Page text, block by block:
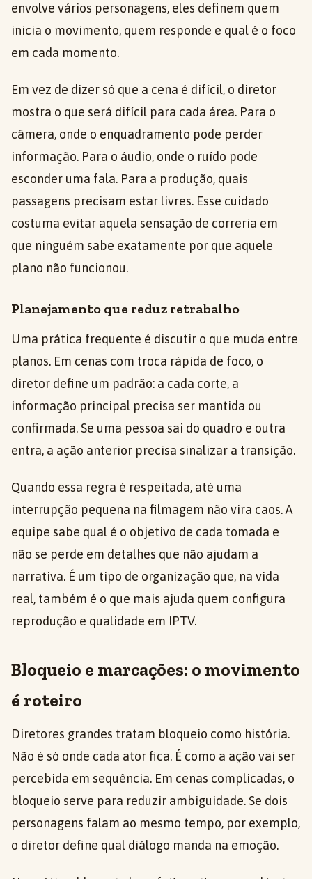
envolve vários personagens, eles definem quem
inicia o movimento, quem responde e qual é o foco
em cada momento.
Em vez de dizer só que a cena é difícil, o diretor
mostra o que será difícil para cada área. Para o
câmera, onde o enquadramento pode perder
informação. Para o áudio, onde o ruído pode
esconder uma fala. Para a produção, quais
passagens precisam estar livres. Esse cuidado
costuma evitar aquela sensação de correria em
que ninguém sabe exatamente por que aquele
plano não funcionou.
Planejamento que reduz retrabalho
Uma prática frequente é discutir o que muda entre
planos. Em cenas com troca rápida de foco, o
diretor define um padrão: a cada corte, a
informação principal precisa ser mantida ou
confirmada. Se uma pessoa sai do quadro e outra
entra, a ação anterior precisa sinalizar a transição.
Quando essa regra é respeitada, até uma
interrupção pequena na filmagem não vira caos. A
equipe sabe qual é o objetivo de cada tomada e
não se perde em detalhes que não ajudam a
narrativa. É um tipo de organização que, na vida
real, também é o que mais ajuda quem configura
reprodução e qualidade em IPTV.
Bloqueio e marcações: o movimento
é roteiro
Diretores grandes tratam bloqueio como história.
Não é só onde cada ator fica. É como a ação vai ser
percebida em sequência. Em cenas complicadas, o
bloqueio serve para reduzir ambiguidade. Se dois
personagens falam ao mesmo tempo, por exemplo,
o diretor define qual diálogo manda na emoção.